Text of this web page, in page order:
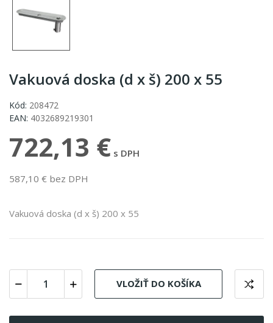
Vakuová doska (d x š) 200 x 55
Kód: 208472
EAN: 4032689219301
722,13 € s DPH
587,10 € bez DPH
Vakuová doska (d x š) 200 x 55
VLOŽIŤ DO KOŠÍKA